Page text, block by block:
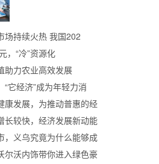
场持续火热 我国202
，“冷”资源化
助力农业高效发展
它经济”成为年轻力消
康发展，为推动普惠的经
长较快，经济发展新动能
，义乌究竟为什么能够成
尔沃内饰带你进入绿色豪